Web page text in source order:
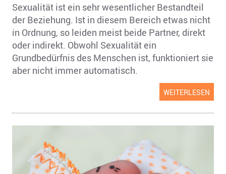
Sexualität ist ein sehr wesentlicher Bestandteil
der Beziehung. Ist in diesem Bereich etwas nicht
in Ordnung, so leiden meist beide Partner, direkt
oder indirekt. Obwohl Sexualität ein
Grundbedürfnis des Menschen ist, funktioniert sie
aber nicht immer automatisch.
WEITERLESEN